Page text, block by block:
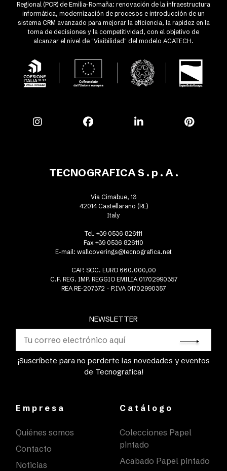
Regional (POR) de Emilia-Romaña: renovación de la infraestructura
informática, modernización de procesos e introducción de un
sistema CRM avanzado para mejorar la eficiencia, la rapidez en la
toma de decisiones y la competitividad, con el objetivo de
alcanzar el nivel de "Visibilidad" del modelo ACATECH.
NEWSLETTER
¡Suscríbete para no perderte las novedades y eventos
de Tecnografica!
TECNOGRAFICA S . p . A .
Via Cimabue, 13
42014 Castellarano (RE)
Italy
Tel. +39 0536 826111
Fax +39 0536 826110
E-mail: wallcoverings@tecnografica.net
CAP. SOC. EURO 660.000,00
C.F. REG. IMP. REGGIO EMILIA 01702990357
REA RE-207372 - P.IVA 01702990357
Empresa
Quiénes somos
Contacto
Noticias
Catálogo
Colecciones Papel
pintado
Acabado Papel pintado